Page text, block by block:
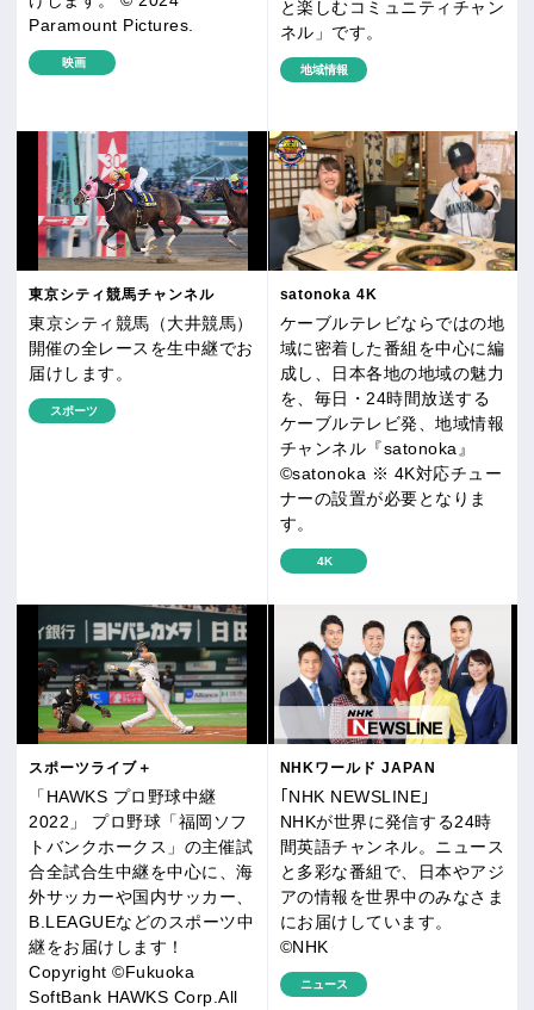
Paramount Pictures.
映画
と楽しむコミュニティチャン
ネル」です。
地域情報
東京シティ競馬チャンネル
東京シティ競馬（大井競馬）
開催の全レースを生中継でお
届けします。
スポーツ
satonoka 4K
ケーブルテレビならではの地
域に密着した番組を中心に編
成し、日本各地の地域の魅力
を、毎日・24時間放送する
ケーブルテレビ発、地域情報
チャンネル『satonoka』
©satonoka ※ 4K対応チュー
ナーの設置が必要となりま
す。
4K
スポーツライブ＋
「HAWKS プロ野球中継
2022」 プロ野球「福岡ソフ
トバンクホークス」の主催試
合全試合生中継を中心に、海
外サッカーや国内サッカー、
B.LEAGUEなどのスポーツ中
継をお届けします！
Copyright ©Fukuoka
SoftBank HAWKS Corp.All
NHKワールド JAPAN
｢NHK NEWSLINE｣
NHKが世界に発信する24時
間英語チャンネル。ニュース
と多彩な番組で、日本やアジ
アの情報を世界中のみなさま
にお届けしています。
©NHK
ニュース